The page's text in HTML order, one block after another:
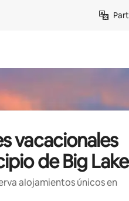
vacacionales
de Big Lake
alojamientos únicos en